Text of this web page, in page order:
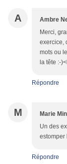
A Ambre
Merci,
exercice,
mots ou
la tête :-
Répondre
M Marie
Un des
estomper
Répondre